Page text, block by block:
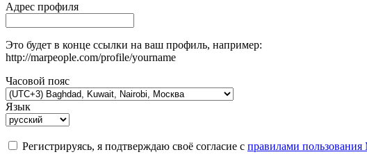
Адрес профиля
Это будет в конце ссылки на ваш профиль, например:
http://marpeople.com/profile/yourname
Часовой пояс
Язык
Регистрируясь, я подтверждаю своё согласие с правилами пользования